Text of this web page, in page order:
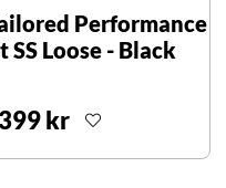
Performance
Loose - Black
kr